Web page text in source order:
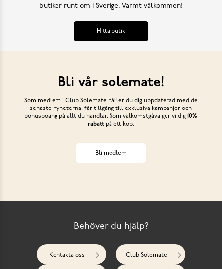
butiker runt om i Sverige. Varmt välkommen!
Hitta butik
Bli vår solemate!
Som medlem i Club Solemate håller du dig uppdaterad med de
senaste nyheterna, får tillgång till exklusiva kampanjer och
bonuspoäng på allt du handlar. Som välkomstgåva ger vi dig 10%
rabattpå ett köp.
Bli medlem
Behöver du hjälp?
Kontakta oss Club Solemate